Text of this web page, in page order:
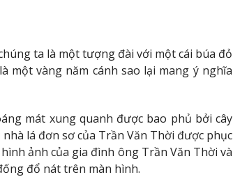
ta là một tượng đài với một cái búa đỏ
một vàng năm cánh sao lại mang ý nghĩa
mát xung quanh được bao phủ bởi cây
lá đơn sơ của Trần Văn Thời được phục
ảnh của gia đình ông Trần Văn Thời và
đổ nát trên màn hình.